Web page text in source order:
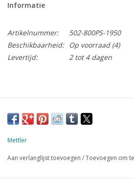
Informatie
Artikelnummer:
502-800PS-1950
Beschikbaarheid:
Op voorraad(4)
Levertijd:
2 tot 4 dagen
Mettler
Aan verlanglijst toevoegen /Toevoegen om